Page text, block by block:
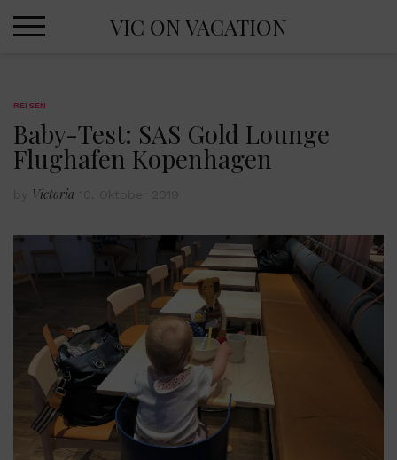
VIC ON VACATION
REISEN
Baby-Test: SAS Gold Lounge
Flughafen Kopenhagen
Victoria